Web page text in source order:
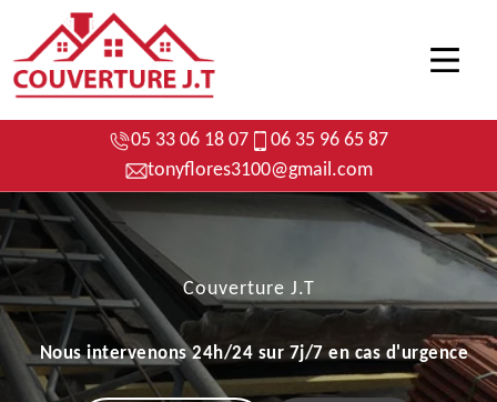
05 33 06 18 07
06 35 96 65 87
tonyflores3100@gmail.com
Couverture J.T
Nous intervenons 24h/24 sur 7j/7 en cas d'urgence